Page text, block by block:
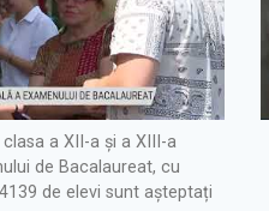
a XII-a și a XIII-a
de Bacalaureat, cu
de elevi sunt așteptați